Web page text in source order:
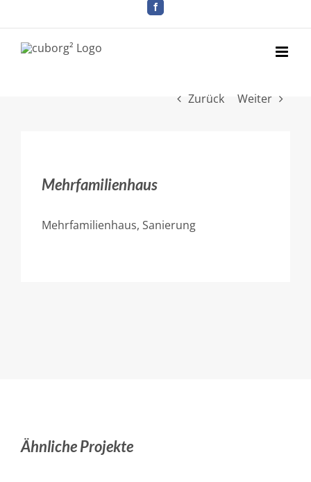
Facebook
Zurück Weiter
Mehrfamilienhaus
Mehrfamilienhaus, Sanierung
Ähnliche Projekte